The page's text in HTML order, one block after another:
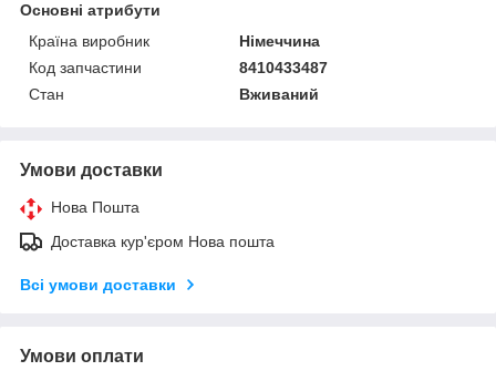
Основні атрибути
Країна виробник
Німеччина
Код запчастини
8410433487
Стан
Вживаний
Умови доставки
Нова Пошта
Доставка кур'єром Нова пошта
Всі умови доставки
Умови оплати